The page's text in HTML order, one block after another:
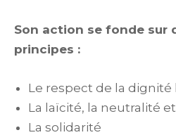
Son action se fonde sur
principes :
Le respect de la
La laïcité, la neutralité
La solidarité